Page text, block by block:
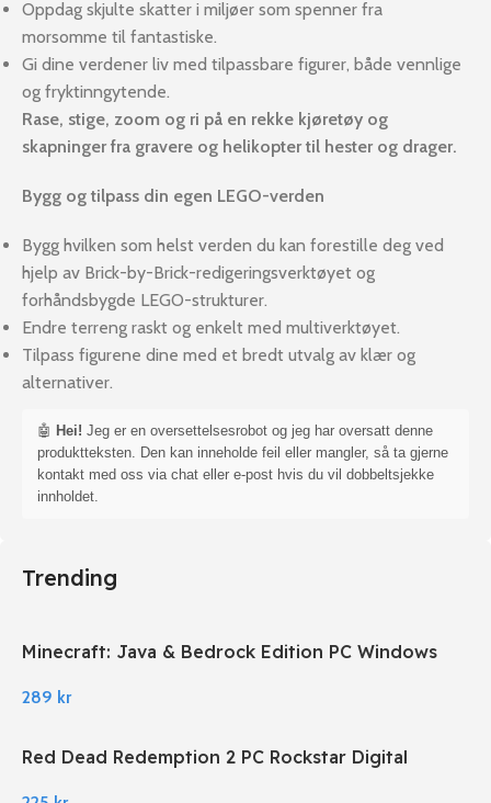
Oppdag skjulte skatter i miljøer som spenner fra
morsomme til fantastiske.
Gi dine verdener liv med tilpassbare figurer, både vennlige
og fryktinngytende.
Rase, stige, zoom og ri på en rekke kjøretøy og
skapninger fra gravere og helikopter til hester og drager.
Bygg og tilpass din egen LEGO-verden
Bygg hvilken som helst verden du kan forestille deg ved
hjelp av Brick-by-Brick-redigeringsverktøyet og
forhåndsbygde LEGO-strukturer.
Endre terreng raskt og enkelt med multiverktøyet.
Tilpass figurene dine med et bredt utvalg av klær og
alternativer.
🤖 Hei! Jeg er en oversettelsesrobot og jeg har oversatt denne
produktteksten. Den kan inneholde feil eller mangler, så ta gjerne
kontakt med oss via chat eller e-post hvis du vil dobbeltsjekke
innholdet.
Trending
Minecraft: Java & Bedrock Edition PC Windows
289 kr
Red Dead Redemption 2 PC Rockstar Digital